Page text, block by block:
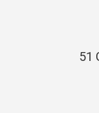
51